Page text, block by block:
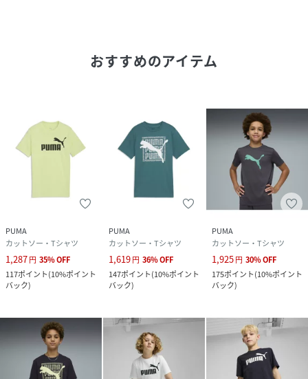
本体:コットン100%,リブ:コットン80%ポリエス
テル20%
品番
RQ3009_687785
687785-50-50-I RQ3009
おすすめのアイテム
PUMA
カットソー・Tシャツ
1,287円 35%OFF
117ポイント(10%ポイント
バック)
PUMA
カットソー・Tシャツ
1,619円 36%OFF
147ポイント(10%ポイント
バック)
PUMA
カットソー・Tシャツ
1,925円 30%OFF
175ポイント(10%ポイント
バック)